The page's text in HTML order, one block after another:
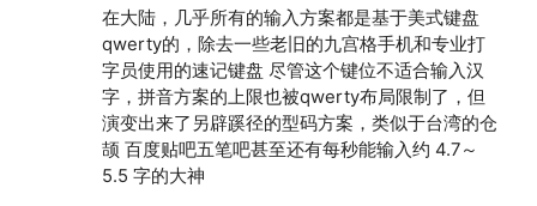
在大陆，几乎所有的输入方案都是基于美式键盘
qwerty的，除去一些老旧的九宫格手机和专业打
字员使用的速记键盘 尽管这个键位不适合输入汉
字，拼音方案的上限也被qwerty布局限制了，但
演变出来了另辟蹊径的型码方案，类似于台湾的仓
颉 百度贴吧五笔吧甚至还有每秒能输入约 4.7～
5.5 字的大神